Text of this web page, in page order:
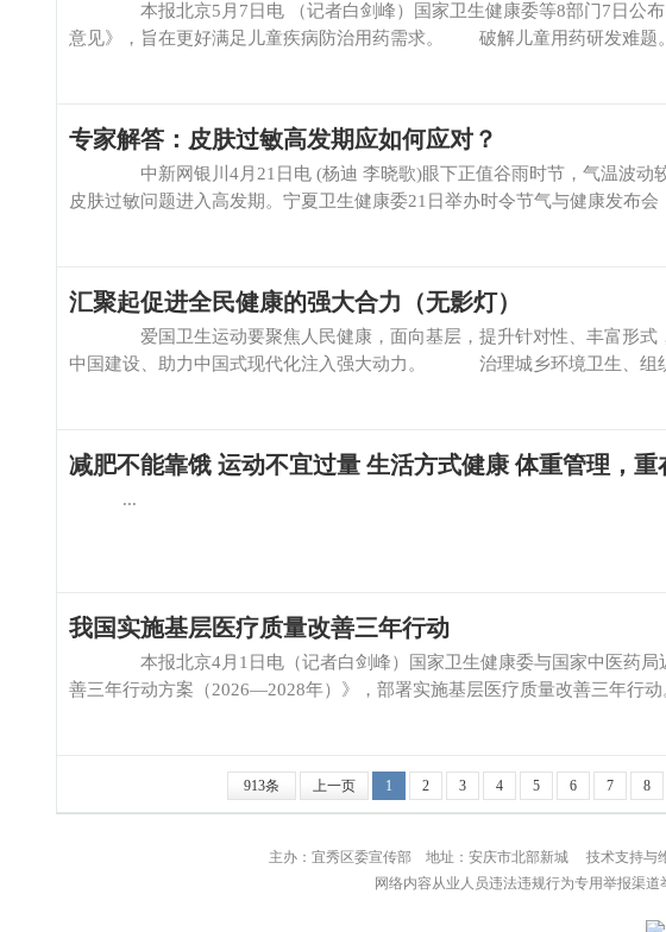
本报北京5月7日电 （记者白剑峰）国家卫生健康委等8部门7日公布
意见》，旨在更好满足儿童疾病防治用药需求。 破解儿童用药研发难题
专家解答：皮肤过敏高发期应如何应对？
中新网银川4月21日电 (杨迪 李晓歌)眼下正值谷雨时节，气温波动较
皮肤过敏问题进入高发期。宁夏卫生健康委21日举办时令节气与健康发布
汇聚起促进全民健康的强大合力（无影灯）
爱国卫生运动要聚焦人民健康，面向基层，提升针对性、丰富形式，
中国建设、助力中国式现代化注入强大动力。 治理城乡环境卫生、组
减肥不能靠饿 运动不宜过量 生活方式健康 体重管理，重
...
我国实施基层医疗质量改善三年行动
本报北京4月1日电（记者白剑峰）国家卫生健康委与国家中医药局近
善三年行动方案（2026—2028年）》，部署实施基层医疗质量改善三年行
913条 上一页 1 2 3 4 5 6 7 8
主办：宜秀区委宣传部 地址：安庆市北部新城 技术
网络内容从业人员违法违规行为专用举报渠